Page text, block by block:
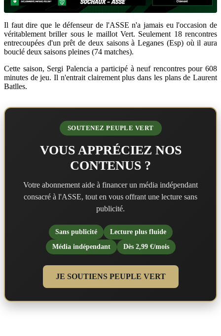
Il faut dire que le défenseur de l'ASSE n'a jamais eu l'occasion de
véritablement briller sous le maillot Vert. Seulement 18 rencontres
entrecoupées d'un prêt de deux saisons à Leganes (Esp) où il aura
bouclé deux saisons pleines (74 matches).
Cette saison, Sergi Palencia a participé à neuf rencontres pour 608
minutes de jeu. Il n'entrait clairement plus dans les plans de Laurent
Batlles.
SOUTENEZ PEUPLE VERT
VOUS APPRÉCIEZ NOS
CONTENUS ?
Votre abonnement aide à financer un média indépendant
consacré à l'ASSE, tout en vous offrant une lecture sans
publicité.
Sans publicité
Lecture plus fluide
Média indépendant
Dès 2,99 €/mois
JE SOUTIENS PEUPLE VERT